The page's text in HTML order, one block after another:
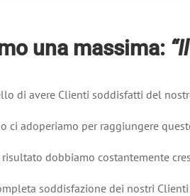
una massima:
di avere Clienti soddisfatti del
ci adoperiamo per raggiungere
risultato dobbiamo costantemente
soddisfazione dei nostri